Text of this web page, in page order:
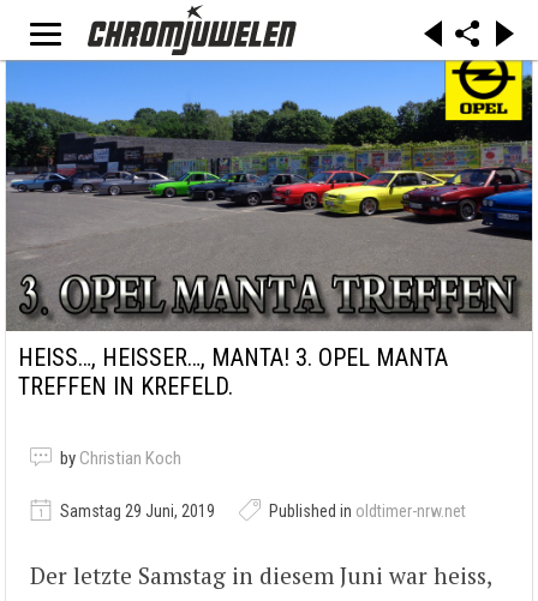
HEISS…, HEISSER…, MANTA! 3. OPEL MANTA
TREFFEN IN KREFELD.
by Christian Koch
Samstag 29 Juni, 2019 Published in oldtimer-nrw.net
Der letzte Samstag in diesem Juni war heiss,